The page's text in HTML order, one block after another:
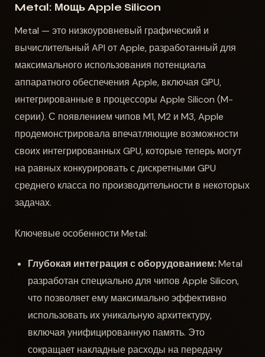
Metal: Мощь Apple Silicon
Metal — это низкоуровневый графический и
вычислительный API от Apple, разработанный для
максимального использования потенциала
аппаратного обеспечения Apple, включая GPU,
интегрированные в процессоры Apple Silicon (M-
серии). С появлением чипов M1, M2 и M3, Apple
продемонстрировала впечатляющие возможности
своих интегрированных GPU, которые теперь могут
на равных конкурировать с дискретными GPU
среднего класса по производительности в некоторых
задачах.
Ключевые особенности Metal:
Глубокая интеграция с оборудованием:Metal
разработан специально для чипов Apple Silicon,
что позволяет ему максимально эффективно
использовать их уникальную архитектуру,
включая унифицированную память. Это
сокращает накладные расходы на передачу